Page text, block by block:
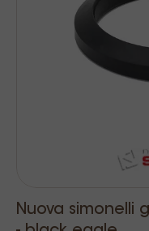
Nuova simonelli